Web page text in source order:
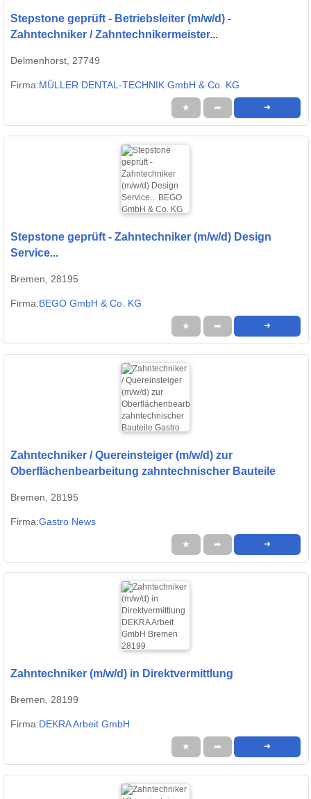
Stepstone geprüft - Betriebsleiter (m/w/d) -
Zahntechniker / Zahntechnikermeister...
Delmenhorst, 27749
Firma:MÜLLER DENTAL-TECHNIK GmbH & Co. KG
★ ➦ ➜
Stepstone geprüft - Zahntechniker (m/w/d) Design
Service...
Bremen, 28195
Firma:BEGO GmbH & Co. KG
★ ➦ ➜
Zahntechniker / Quereinsteiger (m/w/d) zur
Oberflächenbearbeitung zahntechnischer Bauteile
Bremen, 28195
Firma:Gastro News
★ ➦ ➜
Zahntechniker (m/w/d) in Direktvermittlung
Bremen, 28199
Firma:DEKRA Arbeit GmbH
★ ➦ ➜